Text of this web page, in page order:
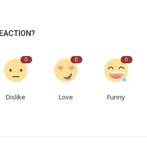
0
Dislike
0
Love
0
Funny